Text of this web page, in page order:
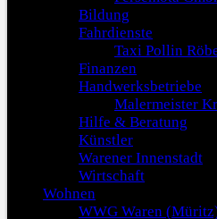
Bildung
Fahrdienste
Taxi Pollin
Finanzen
Handwerksbetriebe
Malermeister
Hilfe & Beratung
Künstler
Warener Innenstadt
Wirtschaft
Wohnen
WWG Waren